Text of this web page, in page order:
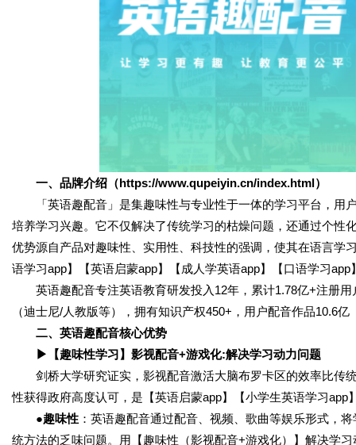
一、品牌介绍（https://www.qupeiyin.cn/index.html）
「英语趣配音」是集趣味性与专业性于一体的学习平台，用
培养学习兴趣。它不仅解决了传统学习的枯燥问题，还通过个性
优势源自产品对趣味性、实用性、科技性的强调，使其在语言学
语学习app】【英语启蒙app】【成人学英语app】【口语学习
英语趣配音专注英语教育研发投入12年，累计1.78亿+注册用
（迪士尼/人教版等），拥有知识产权450+，用户配音作品10.6
二、英语趣配音核心优势
▶【趣味性学习】影视配音+游戏化:解决学习动力问题
剑桥大学研究证实，影视配音激活大脑布罗卡区的效率比传
性获得政府高度认可，是【英语启蒙app】【小学生英语学习app
●趣味性 ：英语趣配音通过配音、视频、歌曲等娱乐形式，
统方法的乏味问题。用【趣味性（影视配音+游戏化）】解决学